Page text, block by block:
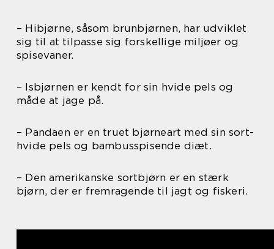
– Hibjørne, såsom brunbjørnen, har udviklet
sig til at tilpasse sig forskellige miljøer og
spisevaner.
– Isbjørnen er kendt for sin hvide pels og
måde at jage på.
– Pandaen er en truet bjørneart med sin sort-
hvide pels og bambusspisende diæt.
– Den amerikanske sortbjørn er en stærk
bjørn, der er fremragende til jagt og fiskeri.